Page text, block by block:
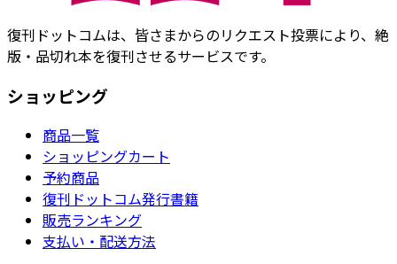
復刊ドットコムは、皆さまからのリクエスト投票により、絶
版・品切れ本を復刊させるサービスです。
ショッピング
商品一覧
ショッピングカート
予約商品
復刊ドットコム発行書籍
販売ランキング
支払い・配送方法